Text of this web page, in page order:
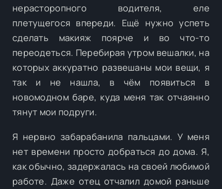
нерасторопного водителя, еле
плетущегося впереди. Ещё нужно успеть
сделать макияж поярче и во что-то
переодеться. Перебирая утром вешалки, на
которых аккуратно развешаны мои вещи, я
так и не нашла, в чём появиться в
новомодном баре, куда меня так отчаянно
тянут мои подруги.
Я нервно забарабанила пальцами. У меня
нет времени просто добраться до дома. Я,
как обычно, задержалась на своей любимой
работе. Даже отец отчалил домой раньше